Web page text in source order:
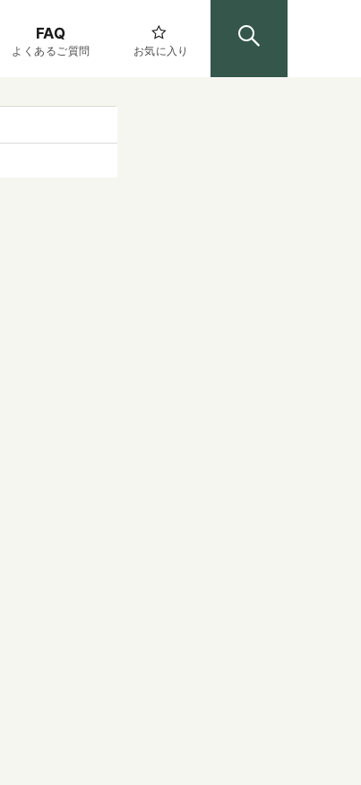
FAQ
よくあるご質問 お気に入り